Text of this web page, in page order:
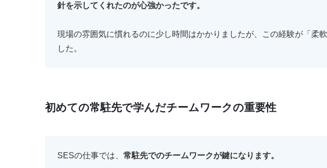
針を示してくれたのが心強かったです。
現場の雰囲気に慣れるのに少し時間はかかりましたが、この経験が「柔
した。
初めての常駐先で学んだチームワークの重要性
SESの仕事では、 常駐先でのチームワークが鍵になります。